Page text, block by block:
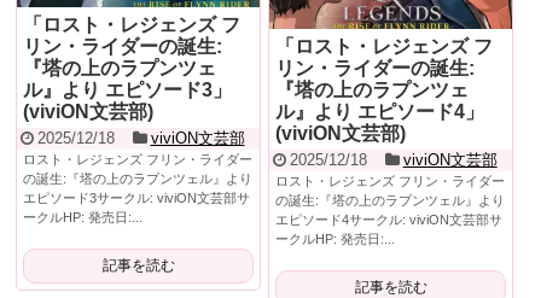
「ロスト・レジェンズ フ
リン・ライダーの誕生:
『塔の上のラプンツェ
ル』より エピソード3」
(viviON文芸部)
2025/12/18 viviON文芸部
ロスト・レジェンズ フリン・ライダー
の誕生:『塔の上のラプンツェル』より
エピソード3サークル: viviON文芸部サ
ークルHP: 発売日:...
記事を読む
「ロスト・レジェンズ フ
リン・ライダーの誕生:
『塔の上のラプンツェ
ル』より エピソード4」
(viviON文芸部)
2025/12/18 viviON文芸部
ロスト・レジェンズ フリン・ライダー
の誕生:『塔の上のラプンツェル』より
エピソード4サークル: viviON文芸部サ
ークルHP: 発売日:...
記事を読む